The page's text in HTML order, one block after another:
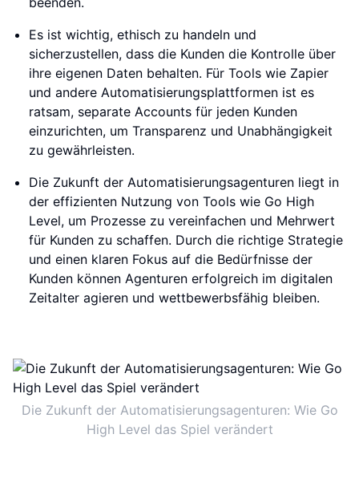
Es ist wichtig, ethisch zu handeln und
sicherzustellen, dass die Kunden die Kontrolle über
ihre eigenen Daten behalten. Für Tools wie Zapier
und andere Automatisierungsplattformen ist es
ratsam, separate Accounts für jeden Kunden
einzurichten, um Transparenz und Unabhängigkeit
zu gewährleisten.
Die Zukunft der Automatisierungsagenturen liegt in
der effizienten Nutzung von Tools wie Go High
Level, um Prozesse zu vereinfachen und Mehrwert
für Kunden zu schaffen. Durch die richtige Strategie
und einen klaren Fokus auf die Bedürfnisse der
Kunden können Agenturen erfolgreich im digitalen
Zeitalter agieren und wettbewerbsfähig bleiben.
Die Zukunft der Automatisierungsagenturen: Wie Go
High Level das Spiel verändert